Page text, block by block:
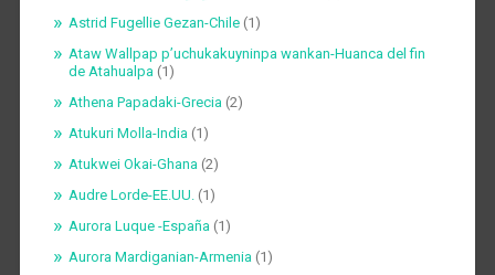
Astrid Fugellie Gezan-Chile(1)
Ataw Wallpap p’uchukakuyninpa wankan-Huanca del fin
de Atahualpa (1)
Athena Papadaki-Grecia (2)
Atukuri Molla-India (1)
Atukwei Okai-Ghana (2)
Audre Lorde-EE.UU. (1)
Aurora Luque -España (1)
Aurora Mardiganian-Armenia (1)